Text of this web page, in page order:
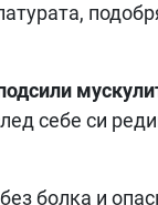
себе си
болка и